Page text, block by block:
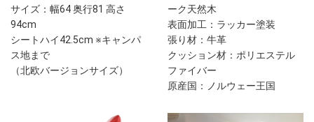
サイズ：幅64 奥行81 高さ
94cm
シートハイ42.5cm ※キャンパ
ス地まで
（北欧バージョンサイズ）
ーク天然木
表面加工：ラッカー塗装
張り材：牛革
クッション材：ポリエステル
ファイバー
原産国：ノルウェー王国